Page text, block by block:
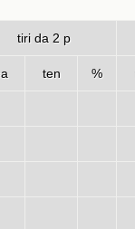
tiri da 2 p
ten %